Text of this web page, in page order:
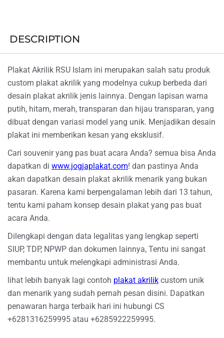
DESCRIPTION
Plakat Akrilik RSU Islam ini merupakan salah satu produk
custom plakat akrilik yang modelnya cukup berbeda dari
desain plakat akrilik jenis lainnya. Dengan lapisan warna
putih, hitam, merah, transparan dan hijau transparan, yang
dibuat dengan variasi model yang unik. Menjadikan desain
plakat ini memberikan kesan yang eksklusif.
Cari souvenir yang pas buat acara Anda? semua bisa Anda
dapatkan di www.jogjaplakat.com! dan pastinya Anda
akan dapatkan desain plakat akrilik menarik yang bukan
pasaran. Karena kami berpengalaman lebih dari 13 tahun,
tentu kami paham konsep desain plakat yang pas buat
acara Anda.
Dilengkapi dengan data legalitas yang lengkap seperti
SIUP, TDP, NPWP dan dokumen lainnya, Tentu ini sangat
membantu untuk melengkapi administrasi Anda.
lihat lebih banyak lagi contoh plakat akrilik custom unik
dan menarik yang sudah pernah pesan disini. Dapatkan
penawaran harga terbaik hari ini hubungi CS
+6281316259995 atau +6285922259995.